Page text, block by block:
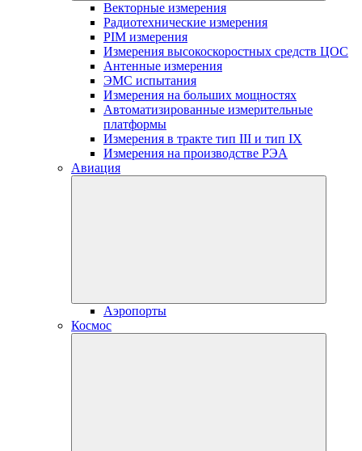
Векторные измерения
Радиотехнические измерения
PIM измерения
Измерения высокоскоростных средств ЦОС
Антенные измерения
ЭМС испытания
Измерения на больших мощностях
Автоматизированные измерительные
платформы
Измерения в тракте тип III и тип IX
Измерения на производстве РЭА
Авиация
Аэропорты
Космос